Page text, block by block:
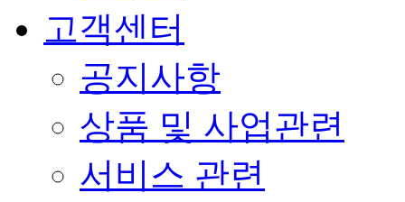
고객센터
공지사항
상품 및 사업관련
서비스 관련